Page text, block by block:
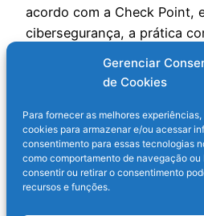
Gerenciar
de Cookies
Para fornecer as melhores
cookies para armazenar e/ou acessar
consentimento para essas tecnologias
como comportamento de navegação
consentir ou retirar o consentimento
recursos e funções.
acordo com a Check Point,
cibersegurança, a prática
dados sensíveis das
24 de dezembro de 2024